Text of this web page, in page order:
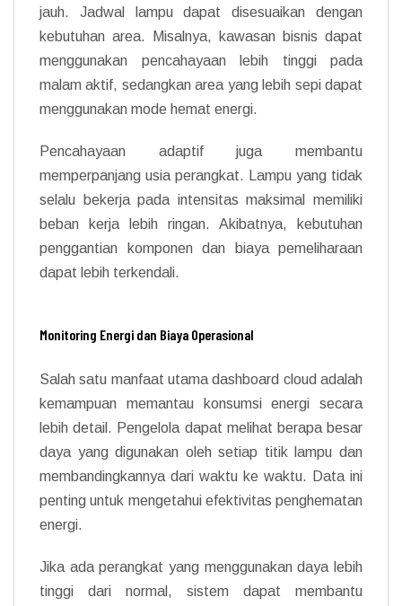
jauh. Jadwal lampu dapat disesuaikan dengan
kebutuhan area. Misalnya, kawasan bisnis dapat
menggunakan pencahayaan lebih tinggi pada
malam aktif, sedangkan area yang lebih sepi dapat
menggunakan mode hemat energi.
Pencahayaan adaptif juga membantu
memperpanjang usia perangkat. Lampu yang tidak
selalu bekerja pada intensitas maksimal memiliki
beban kerja lebih ringan. Akibatnya, kebutuhan
penggantian komponen dan biaya pemeliharaan
dapat lebih terkendali.
Monitoring Energi dan Biaya Operasional
Salah satu manfaat utama dashboard cloud adalah
kemampuan memantau konsumsi energi secara
lebih detail. Pengelola dapat melihat berapa besar
daya yang digunakan oleh setiap titik lampu dan
membandingkannya dari waktu ke waktu. Data ini
penting untuk mengetahui efektivitas penghematan
energi.
Jika ada perangkat yang menggunakan daya lebih
tinggi dari normal, sistem dapat membantu